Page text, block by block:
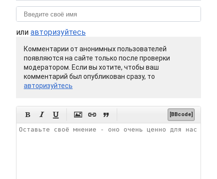
или авторизуйтесь
Комментарии от анонимных пользователей
появляются на сайте только после проверки
модератором. Если вы хотите, чтобы ваш
комментарий был опубликован сразу, то
авторизуйтесь
      [BBcode]